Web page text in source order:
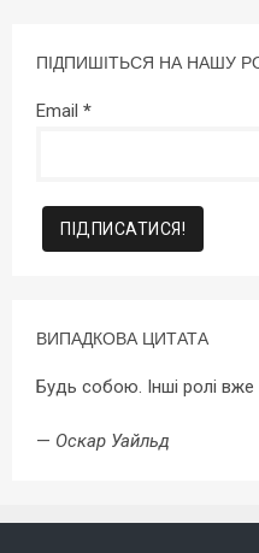
ПІДПИШІТЬСЯ НА НАШУ
Email *
ВИПАДКОВА ЦИТАТА
Будь собою. Інші ролі вже
— Оскар Уайльд